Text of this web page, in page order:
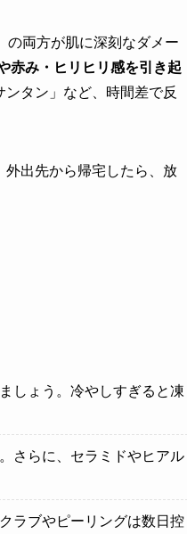
の両方が肌に深刻なダメー
赤み・ヒリヒリ感を引き起
タン」など、時間差で反
外出先から帰宅したら、放
しょう。冷やしすぎると凍
さらに、セラミドやヒアル
ラブやピーリングは数日控